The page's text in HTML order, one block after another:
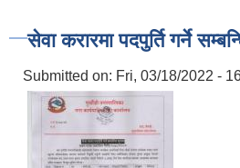
सेवा करारमा पदपुर्ति गर्ने
Submitted on: Fri, 03/18/2022 -